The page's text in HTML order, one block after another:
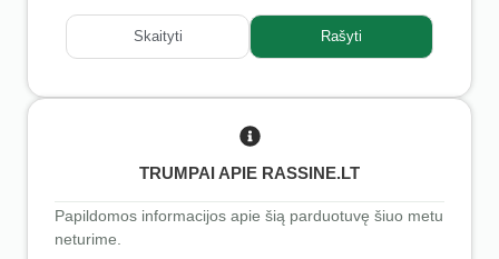
Skaityti Rašyti
TRUMPAI APIE RASSINE.LT
Papildomos informacijos apie šią parduotuvę šiuo metu
neturime.